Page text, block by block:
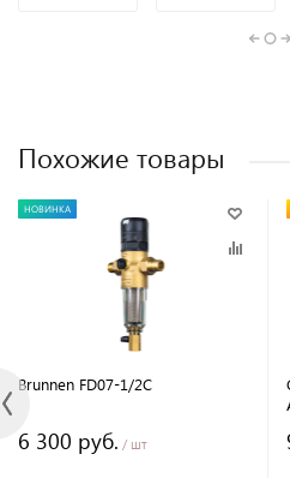
Похожие товары
НОВИНКА
Brunnen FD07-1/2C
6 300 руб. / шт